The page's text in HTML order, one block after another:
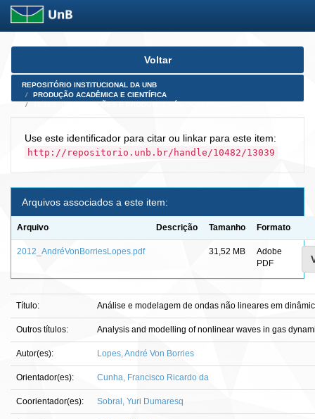
Skip
Voltar
REPOSITÓRIO INSTITUCIONAL DA UNB
PRODUÇÃO ACADÊMICA E CIENTÍFICA
Use este identificador para citar ou linkar para este item:
http://repositorio.unb.br/handle/10482/13039
Arquivos associados a este item:
Arquivo Descrição Tamanho Formato
2012_AndréVonBorriesLopes.pdf 31,52 MB
Adobe
PDF
Título: Análise e modelagem de ondas não lineares em
Outros títulos: Analysis and modelling of nonlinear waves in gas
Autor(es): Lopes, André Von Borries
Orientador(es): Cunha, Francisco Ricardo da
Coorientador(es): Sobral, Yuri Dumaresq